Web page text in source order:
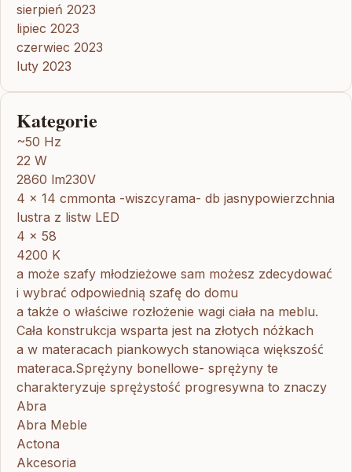
sierpień 2023
lipiec 2023
czerwiec 2023
luty 2023
Kategorie
~50 Hz
22 W
2860 lm230V
4 x 14 cmmonta -wiszcyrama- db jasnypowierzchnia
lustra z listw LED
4 x 58
4200 K
a może szafy młodzieżowe sam możesz zdecydować
i wybrać odpowiednią szafę do domu
a także o właściwe rozłożenie wagi ciała na meblu.
Cała konstrukcja wsparta jest na złotych nóżkach
a w materacach piankowych stanowiąca większość
materaca.Sprężyny bonellowe- sprężyny te
charakteryzuje sprężystość progresywna to znaczy
Abra
Abra Meble
Actona
Akcesoria